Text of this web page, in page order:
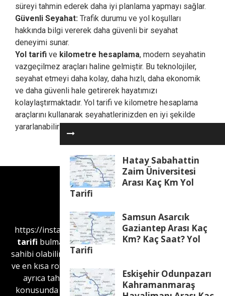
Hatay Sabahattin
Zaim Üniversitesi
Arası Kaç Km Yol
Tarifi
Samsun Asarcık
Gaziantep Arası Kaç
Km? Kaç Saat? Yol
Tarifi
Eskişehir Odunpazarı
Kahramanmaraş
süreyi tahmin ederek daha iyi planlama yapmayı sağlar.
Güvenli Seyahat: Trafik durumu ve yol koşulları
hakkında bilgi vererek daha güvenli bir seyahat
deneyimi sunar.
Yol tarifi ve kilometre hesaplama, modern seyahatin
vazgeçilmez araçları haline gelmiştir. Bu teknolojiler,
seyahat etmeyi daha kolay, daha hızlı, daha ekonomik
ve daha güvenli hale getirerek hayatımızı
kolaylaştırmaktadır. Yol tarifi ve kilometre hesaplama
araçlarını kullanarak seyahatlerinizden en iyi şekilde
yararlanabilirsiniz.
https://instantssl.gen.tr/web sitesini kullanarakyol
tarifi bulma vemesafe hesaplamahakkında bilgi
sahibi olabilirsiniz. İnstantssl.gen.tr Web sitesi, en hızlı
ve en kısa rotaları bulmak için kullanılabilir. Web sitesi
ayrıca tahmini seyahat süreleri ve yakıt tüketimi
konusunda da bilgi sağlar. Kullanıcılar, otoyollardan